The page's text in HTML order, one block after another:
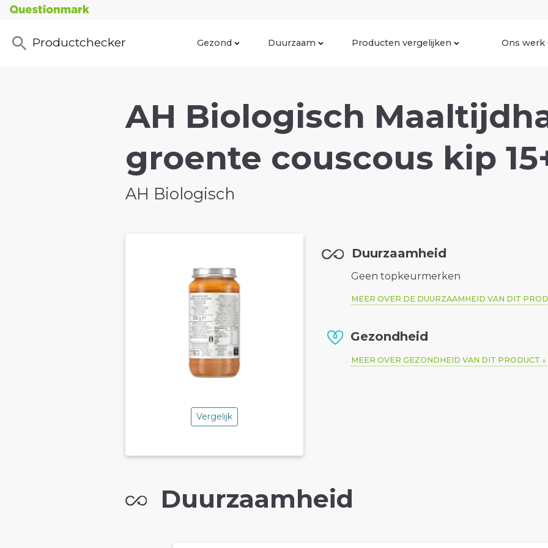
Productchecker Gezond Duurzaam Producten vergelijken Ons werk
AH Biologisch
groente couscous kip
AH Biologisch
Vergelijk
Duurzaamheid
Geen topkeurmerken
MEER OVER DE DUURZAAMHEID VAN DIT
Gezondheid
MEER OVER GEZONDHEID VAN DIT PRODUCT
Duurzaamheid